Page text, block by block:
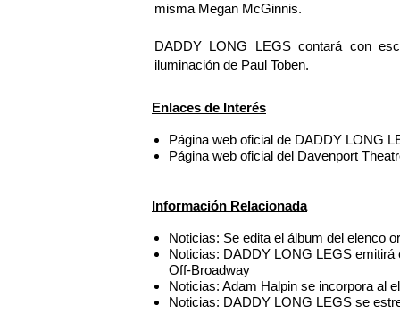
misma Megan McGinnis.
DADDY LONG LEGS contará con
iluminación de Paul Toben.
Enlaces de Interés
Página web oficial de DADDY LONG
Página web oficial del Davenport
Información Relacionada
Noticias: Se edita el álbum del elenco
Noticias: DADDY LONG LEGS
Off-Broadway
Noticias: Adam Halpin se incorpora al
Noticias: DADDY LONG LEGS se